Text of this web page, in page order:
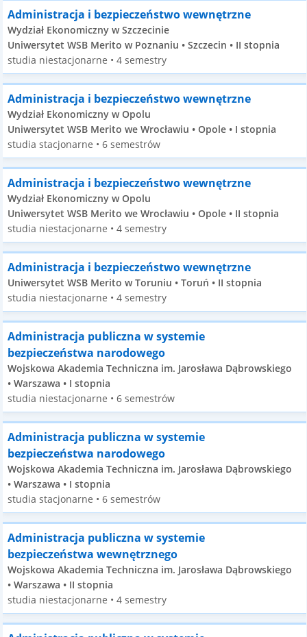
Administracja i bezpieczeństwo wewnętrzne
Wydział Ekonomiczny w Szczecinie
Uniwersytet WSB Merito w Poznaniu • Szczecin • II stopnia
studia niestacjonarne • 4 semestry
Administracja i bezpieczeństwo wewnętrzne
Wydział Ekonomiczny w Opolu
Uniwersytet WSB Merito we Wrocławiu • Opole • I stopnia
studia stacjonarne • 6 semestrów
Administracja i bezpieczeństwo wewnętrzne
Wydział Ekonomiczny w Opolu
Uniwersytet WSB Merito we Wrocławiu • Opole • II stopnia
studia niestacjonarne • 4 semestry
Administracja i bezpieczeństwo wewnętrzne
Uniwersytet WSB Merito w Toruniu • Toruń • II stopnia
studia niestacjonarne • 4 semestry
Administracja publiczna w systemie
bezpieczeństwa narodowego
Wojskowa Akademia Techniczna im. Jarosława Dąbrowskiego
• Warszawa • I stopnia
studia niestacjonarne • 6 semestrów
Administracja publiczna w systemie
bezpieczeństwa narodowego
Wojskowa Akademia Techniczna im. Jarosława Dąbrowskiego
• Warszawa • I stopnia
studia stacjonarne • 6 semestrów
Administracja publiczna w systemie
bezpieczeństwa wewnętrznego
Wojskowa Akademia Techniczna im. Jarosława Dąbrowskiego
• Warszawa • II stopnia
studia niestacjonarne • 4 semestry